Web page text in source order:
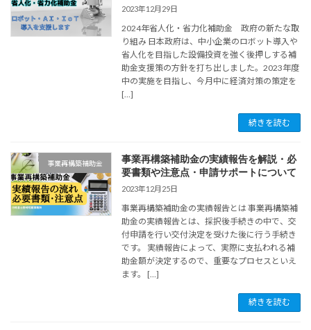
2023年12月29日
2024年省人化・省力化補助金 政府の新たな取
り組み 日本政府は、中小企業のロボット導入や
省人化を目指した設備投資を強く後押しする補
助金支援策の方針を打ち出しました。2023年度
中の実施を目指し、今月中に経済対策の策定を
[…]
続きを読む
事業再構築補助金
事業再構築補助金の実績報告を解説・必
要書類や注意点・申請サポートについて
2023年12月25日
事業再構築補助金の実績報告とは 事業再構築補
助金の実績報告とは、採択後手続きの中で、交
付申請を行い交付決定を受けた後に行う手続き
です。 実績報告によって、実際に支払われる補
助金額が決定するので、重要なプロセスといえ
ます。 […]
続きを読む